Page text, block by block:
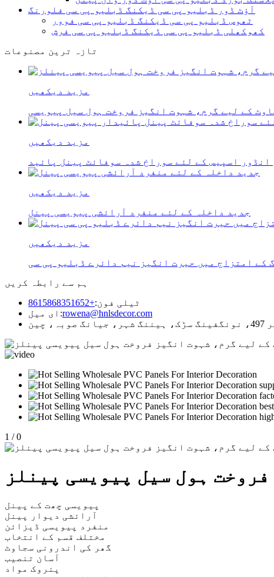
آؤٹ ڈور ڈبلیو پی سی ڈیکنگ ڈبلیو پی سی فلورنگ
ٹھوس ڈبلیو پی سی ڈیکنگ ڈبلیو پی سی فوور
کھوکھلی ڈبلیو پی سی ڈیکنگ ڈبلیو پی سی فرش
تازہ ترین مصنوعات
مزید دیکھیں
مزید دیکھیں
مزید دیکھیں
جدید داخلہ کے لئے منفرد آرائشی پیویسی پینل
مزید دیکھیں
ہم سے رابطہ کریں
ٹیلی فون:+8615868351652
ای میل:rowena@hnlsdecor.com
چین
1 / 0
ہول سیل پیویسی پینلز
پیویسی چھت کے پینل
آرائشی دیوار پینل
منفرد پیویسی ڈیزائن
مختلف قسم کے انتخاب
گھر کی اندرونی سجاوٹ
آسان تنصیب
پنروک مواد